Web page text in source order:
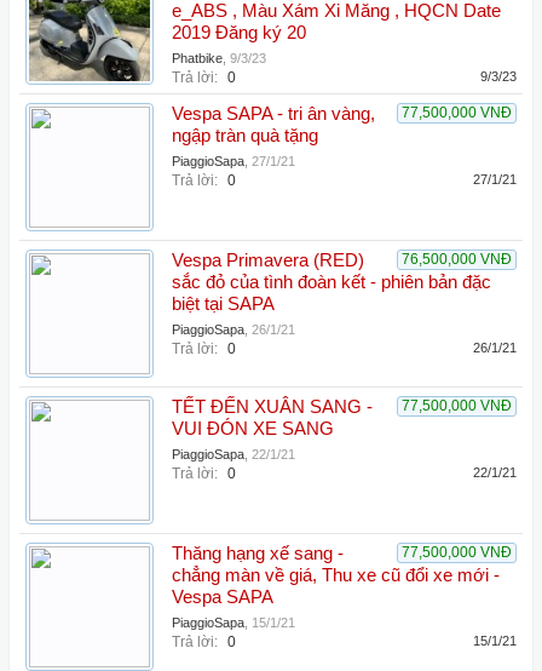
e_ABS , Màu Xám Xi Măng , HQCN Date
2019 Đăng ký 20
Phatbike 9/3/23
Trả lời: 0 9/3/23
77,500,000 VNĐ
Vespa SAPA - tri ân vàng,
ngập tràn quà tặng
PiaggioSapa 27/1/21
Trả lời: 0 27/1/21
76,500,000 VNĐ
Vespa Primavera (RED)
sắc đỏ của tình đoàn kết - phiên bản đặc
biệt tại SAPA
PiaggioSapa 26/1/21
Trả lời: 0 26/1/21
77,500,000 VNĐ
TẾT ĐẾN XUÂN SANG -
VUI ĐÓN XE SANG
PiaggioSapa 22/1/21
Trả lời: 0 22/1/21
77,500,000 VNĐ
Thăng hạng xế sang -
chẳng màn về giá, Thu xe cũ đổi xe mới -
Vespa SAPA
PiaggioSapa 15/1/21
Trả lời: 0 15/1/21